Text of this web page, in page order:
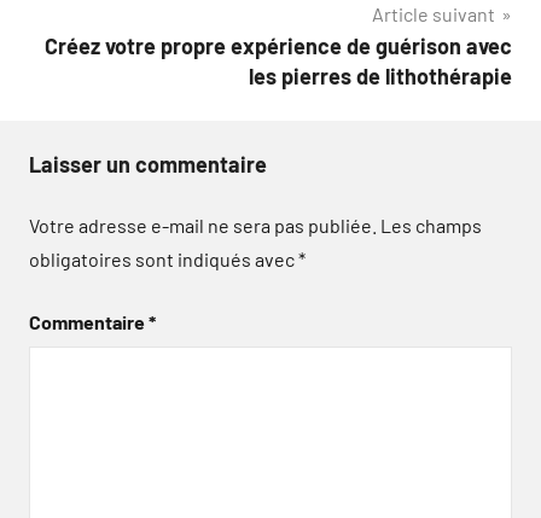
Article suivant
Créez votre propre expérience de guérison avec
les pierres de lithothérapie
Laisser un commentaire
Votre adresse e-mail ne sera pas publiée. Les champs
obligatoires sont indiqués avec*
Commentaire*